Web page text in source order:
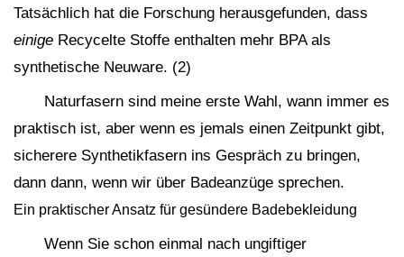
Tatsächlich hat die Forschung herausgefunden, dass
einige Recycelte Stoffe enthalten mehr BPA als
synthetische Neuware. (2)
Naturfasern sind meine erste Wahl, wann immer es
praktisch ist, aber wenn es jemals einen Zeitpunkt gibt,
sicherere Synthetikfasern ins Gespräch zu bringen,
dann dann, wenn wir über Badeanzüge sprechen.
Ein praktischer Ansatz für gesündere Badebekleidung
Wenn Sie schon einmal nach ungiftiger